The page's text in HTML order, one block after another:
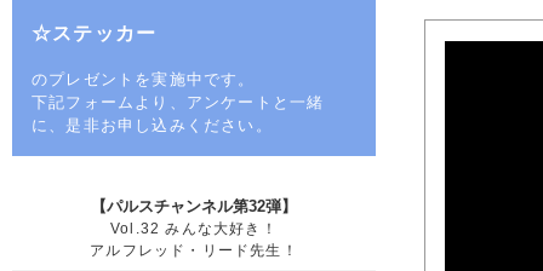
☆ステッカー
のプレゼントを実施中です。
下記フォームより、アンケートと一緒
に、是非お申し込みください。
【パルスチャンネル第32弾】
Vol.32 みんな大好き！
アルフレッド・リード先生！